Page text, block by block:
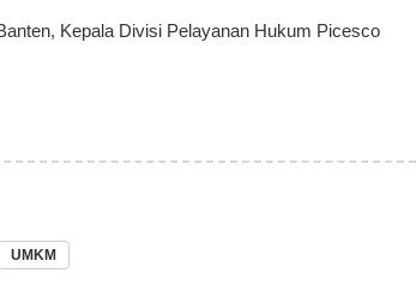
Kepala Divisi Pelayanan Hukum Picesco
UMKM